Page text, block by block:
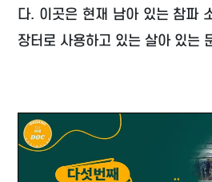
다. 이곳은 현재 남아 있는 참파
장터로 사용하고 있는 살아 있는